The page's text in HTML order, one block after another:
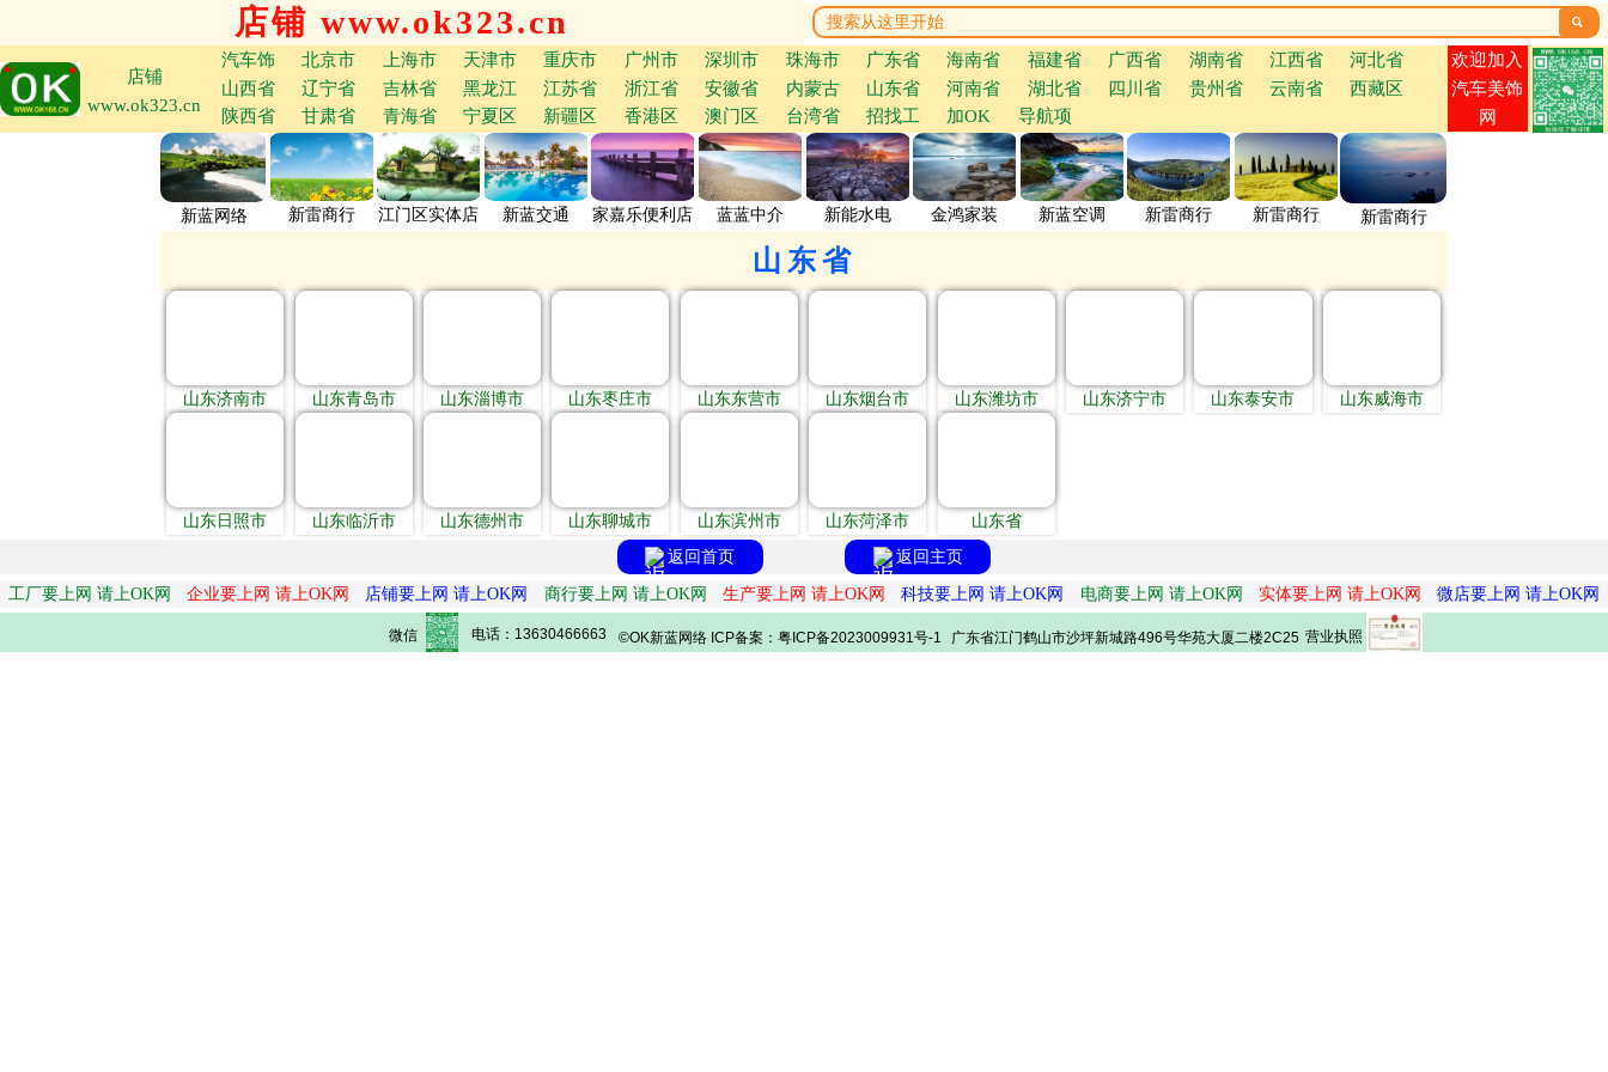
店铺 www.ok323.cn 
店铺
www.ok323.cn
汽车饰 北京市 上海市 天津市 重庆市 广州市 深圳市 珠海市 广东省 海南省 福建省 广西省 湖南省 江西省
河北省
山西省
辽宁省 吉林省 黑龙江 江苏省 浙江省 安徽省 内蒙古 山东省 河南省 湖北省 四川省 贵州省 云南省
西藏区
陕西省
甘肃省 青海省 宁夏区 新疆区 香港区 澳门区 台湾省 招找工 加OK 导航项
欢迎加入
汽车美饰
网
新蓝网络 新雷商行 江门区实体店 新蓝交通 家嘉乐便利店 蓝蓝中介 新能水电 金鸿家装 新蓝空调 新雷商行 新雷商行 新雷商行
山东省
山东济南市 山东青岛市 山东淄博市 山东枣庄市 山东东营市 山东烟台市 山东潍坊市 山东济宁市 山东泰安市 山东威海市
山东日照市 山东临沂市 山东德州市 山东聊城市 山东滨州市 山东菏泽市
山东省
返回首页
返回主页
工厂要上网 请上OK网
企业要上网 请上OK网 店铺要上网 请上OK网 商行要上网 请上OK网 生产要上网 请上OK网 科技要上网 请上OK网 电商要上网 请上OK网 实体要上网 请上OK网 微店要上网 请上OK网
微信 电话：13630466663 ©OK新蓝网络 ICP备案：粤ICP备2023009931号-1 广东省江门鹤山市沙坪新城路496号华苑大厦二楼2C25 营业执照